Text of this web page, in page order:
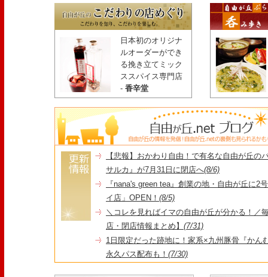
日本初のオリジナ
ルオーダーができ
る挽き立てミック
ススパイス専門店
- 香辛堂
【悲報】おかわり自由！で有名な自由が丘の
サルカ』が7月31日に閉店へ(8/6)
『nana's green tea』創業の地・自由が丘に2
イ店」OPEN！ (8/5)
＼コレを見ればイマの自由が丘が分かる！／
店・閉店情報まとめ】 (7/31)
1日限定だった跡地に！家系×九州豚骨『かん
永久パス配布も！ (7/30)